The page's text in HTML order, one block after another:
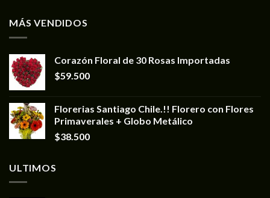
MÁS VENDIDOS
Corazón Floral de 30 Rosas Importadas
$59.500
Florerias Santiago Chile.!! Florero con Flores
Primaverales + Globo Metálico
$38.500
ULTIMOS